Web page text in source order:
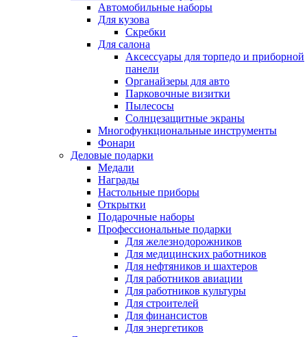
Автомобильные наборы
Для кузова
Скребки
Для салона
Аксессуары для торпедо и приборной
панели
Органайзеры для авто
Парковочные визитки
Пылесосы
Солнцезащитные экраны
Многофункциональные инструменты
Фонари
Деловые подарки
Медали
Награды
Настольные приборы
Открытки
Подарочные наборы
Профессиональные подарки
Для железнодорожников
Для медицинских работников
Для нефтяников и шахтеров
Для работников авиации
Для работников культуры
Для строителей
Для финансистов
Для энергетиков